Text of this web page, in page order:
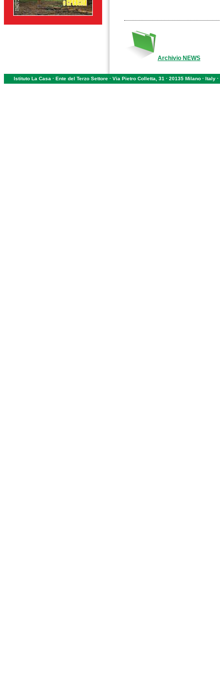
Archivio NEWS
Istituto La Casa · Ente del Terzo Settore · Via Pietro Colletta, 31 · 20135 Milano · Italy